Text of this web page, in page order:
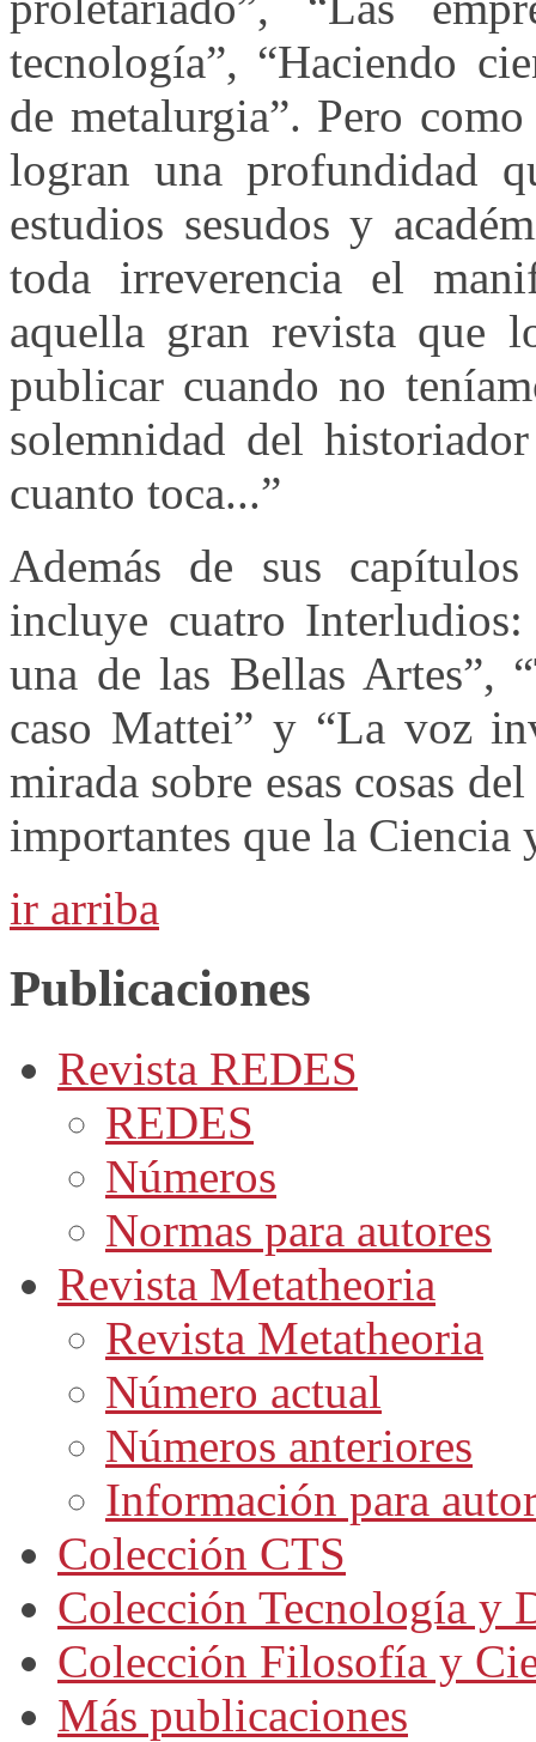
tecnología”, “Haciendo
de metalurgia”. Pero
logran una profundidad
estudios sesudos y
toda irreverencia el
aquella gran revista que
publicar cuando no
solemnidad del
cuanto toca...”
Además de sus
incluye cuatro
una de las Bellas Artes”,
caso Mattei” y “La voz
mirada sobre esas cosas
importantes que la Ciencia
ir arriba
Publicaciones
Revista REDES
REDES
Números
Normas para autores
Revista Metatheoria
Revista Metatheoria
Número actual
Números anteriores
Información para
Colección CTS
Colección Tecnología y
Colección Filosofía y
Más publicaciones